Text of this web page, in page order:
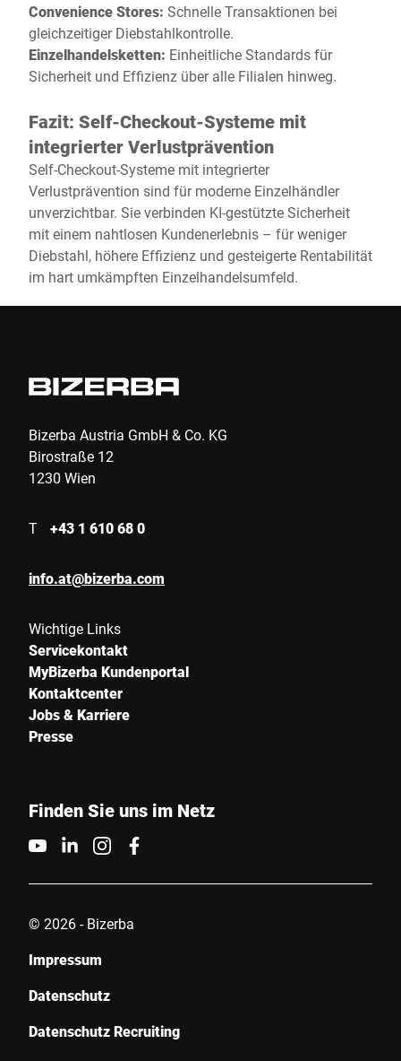
Convenience Stores: Schnelle Transaktionen bei
gleichzeitiger Diebstahlkontrolle.
Einzelhandelsketten: Einheitliche Standards für
Sicherheit und Effizienz über alle Filialen hinweg.
Fazit: Self-Checkout-Systeme mit
integrierter Verlustprävention
Self-Checkout-Systeme mit integrierter
Verlustprävention sind für moderne Einzelhändler
unverzichtbar. Sie verbinden KI-gestützte Sicherheit
mit einem nahtlosen Kundenerlebnis – für weniger
Diebstahl, höhere Effizienz und gesteigerte Rentabilität
im hart umkämpften Einzelhandelsumfeld.
Bizerba Austria GmbH & Co. KG
Birostraße 12
1230 Wien
T +43 1 610 68 0
info.at@bizerba.com
Wichtige Links
Servicekontakt
MyBizerba Kundenportal
Kontaktcenter
Jobs & Karriere
Presse
Finden Sie uns im Netz
© 2026 - Bizerba
Impressum
Datenschutz
Datenschutz Recruiting